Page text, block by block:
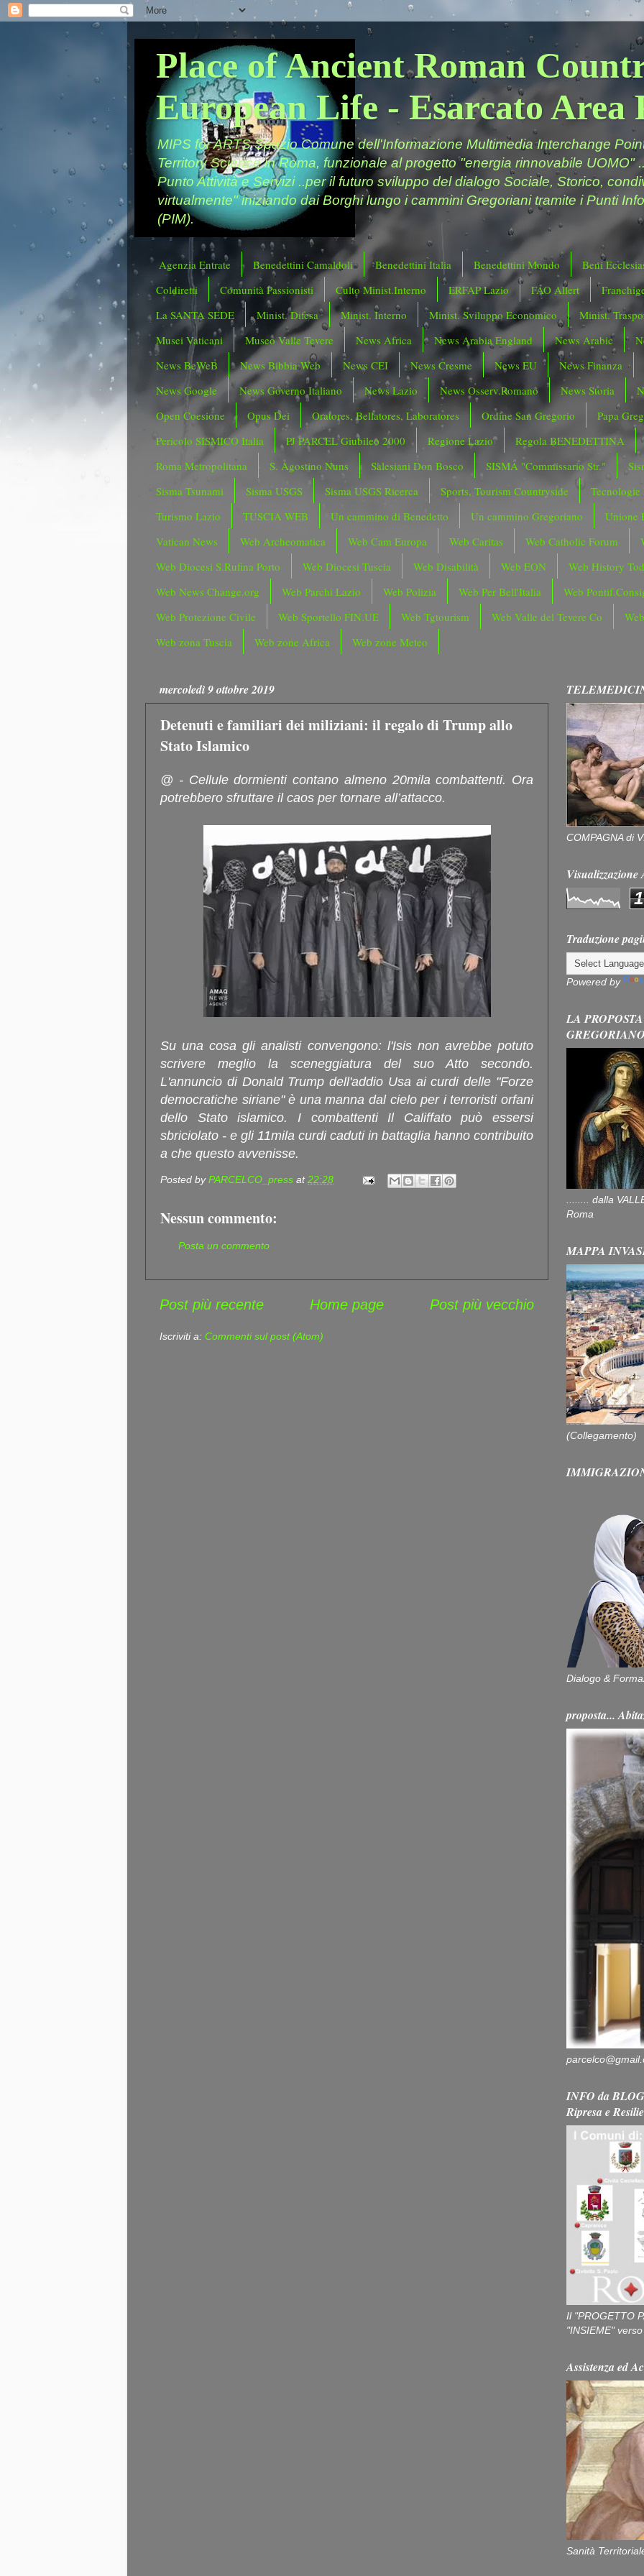
Place of Ancient Roman
European Life - Esarcato Area
MIPS for ARTS Spazio Comune dell'Informazione Multimedia Interchange
Territory Science in Roma, funzionale al progetto "energia rinnovabile UOMO"
Punto Attività e Servizi ..per il futuro sviluppo del dialogo Sociale, Storico,
virtualmente" iniziando dai Borghi lungo i cammini Gregoriani tramite i Punti
(PIM).
Agenzia Entrate Benedettini Camaldoli Benedettini Italia Benedettini Mondo
Beni
Coldiretti
Comunità Passionisti Culto Minist.Interno ERFAP Lazio FAO Allert
La SANTA SEDE
Minist. Difesa Minist. Interno Minist. Sviluppo Economico
Minist.
Musei Vaticani
Museo Valle Tevere News Africa News Arabia England News Arabic
News BeWeB
News Bibbia Web News CEI News Cresme News EU
News Finanza
News Google
News Governo Italiano News Lazio News Osserv.Romano News Storia
Open Coesione
Opus Dei Oratores, Bellatores, Laboratores Ordine San Gregorio
Papa
Pericolo SISMICO Italia
PJ PARCEL Giubileo 2000 Regione Lazio
Regola BENEDETTINA
Roma Metropolitana
S. Agostino Nuns Salesiani Don Bosco SISMA "Commissario Str."
Sisma Tsunami
Sisma USGS Sisma USGS Ricerca Sports, Tourism Countryside
Tecnologie
Turismo Lazio
TUSCIA WEB Un cammino di Benedetto Un cammino Gregoriano
Unione
Vatican News
Web Archeomatica Web Cam Europa Web Caritas Web Catholic Forum
Web Diocesi S.Rufina Porto
Web Diocesi Tuscia Web Disabilità Web EON
Web History
Web News Change.org
Web Parchi Lazio Web Polizia Web Per Bell'Italia
Web
Web Protezione Civile
Web Sportello FIN.UE Web Tgtourism Web Valle del Tevere Co
Web zona Tuscia
Web zone Africa Web zone Meteo
mercoledì 9 ottobre 2019
Detenuti e familiari dei miliziani: il regalo di Trump allo
Stato Islamico
@ - Cellule dormienti contano almeno 20mila combattenti. Ora
potrebbero sfruttare il caos per tornare all’attacco.
Su una cosa gli analisti convengono: l'Isis non avrebbe potuto
scrivere meglio la sceneggiatura del suo Atto secondo.
L'annuncio di Donald Trump dell'addio Usa ai curdi delle "Forze
democratiche siriane" è una manna dal cielo per i terroristi orfani
dello Stato islamico. I combattenti Il Califfato può essersi
sbriciolato - e gli 11mila curdi caduti in battaglia hanno contribuito
a che questo avvenisse.
Posted byPARCELCO_press at22:28
Nessun commento:
Posta un commento
Post più recente Post più vecchio
Home page
Iscriviti a: Commenti sul post (Atom)
COMPAGNA di
1
Traduzione
Powered by
LA
........ dalla
Roma
MAPPA
(Collegamento)
Dialogo &
proposta...
INFO da
Ripresa e
Il "PROGETTO
"INSIEME"
Assistenza ed
Sanità